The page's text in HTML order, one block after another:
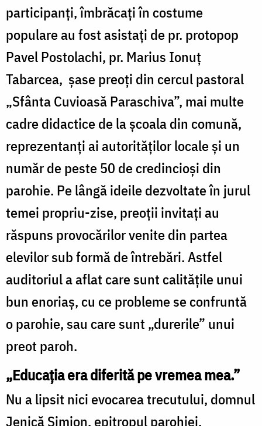
participanţi, îmbrăcaţi în costume
populare au fost asistaţi de pr. protopop
Pavel Postolachi, pr. Marius Ionuţ
Tabarcea, şase preoţi din cercul pastoral
„Sfânta Cuvioasă Paraschiva”, mai multe
cadre didactice de la şcoala din comună,
reprezentanţi ai autorităţilor locale şi un
număr de peste 50 de credincioşi din
parohie. Pe lângă ideile dezvoltate în jurul
temei propriu-zise, preoţii invitaţi au
răspuns provocărilor venite din partea
elevilor sub formă de întrebări. Astfel
auditoriul a aflat care sunt calităţile unui
bun enoriaş, cu ce probleme se confruntă
o parohie, sau care sunt „durerile” unui
preot paroh.
„Educaţia era diferită pe vremea mea.”
Nu a lipsit nici evocarea trecutului, domnul
Jenică Simion, epitropul parohiei,